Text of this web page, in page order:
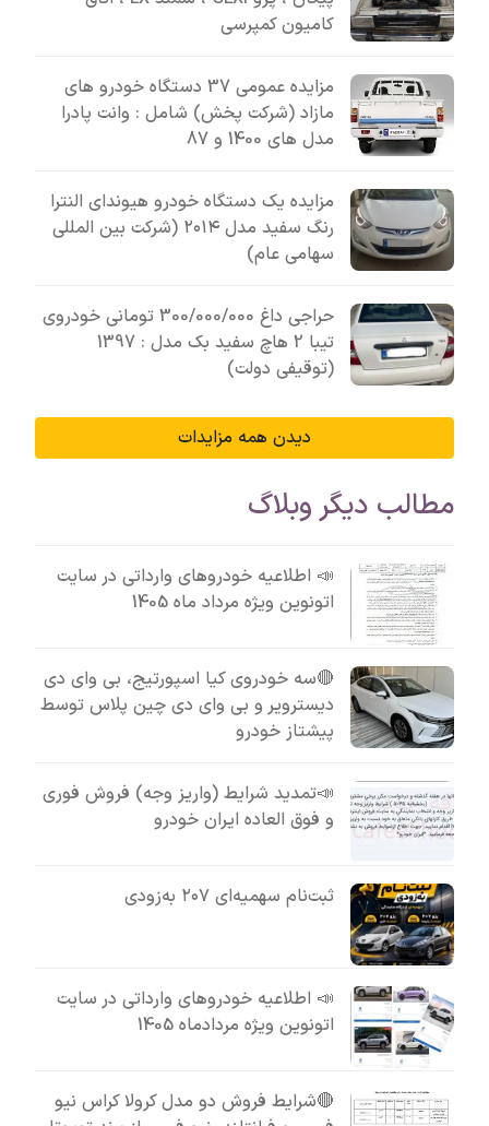
کامیون کمپرسی
مزایده عمومی 37 دستگاه خودرو های
مازاد (شرکت پخش) شامل : وانت پادرا
مدل های 1400 و 87
مزایده یک دستگاه خودرو هیوندای النترا
رنگ سفید مدل ۲۰۱۴ (شرکت بین المللی
سهامی عام)
حراجی داغ 300/000/000 تومانی خودروی
تیبا 2 هاچ سفید بک مدل : 1397
(توقیفی دولت)
دیدن همه مزایدات
مطالب دیگر وبلاگ
📣 اطلاعیه خودروهای وارداتی در سایت
اتونوین ویژه مرداد ماه 1405
🔴سه خودروی کیا اسپورتیج، بی وای دی
دیسترویر و بی وای دی چین پلاس توسط
پیشتاز خودرو
📣تمدید شرایط (واریز وجه) فروش فوری
و فوق العاده ایران خودرو
ثبت‌نام سهمیه‌ای ۲۰۷ به‌زودی
📣 اطلاعیه خودروهای وارداتی در سایت
اتونوین ویژه مردادماه 1405
🔴شرایط فروش دو مدل کرولا کراس نیو